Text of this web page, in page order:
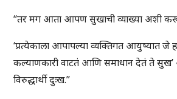
“तर मग आता आपण सुखाची व्याख्या अशी
‘प्रत्येकाला आपापल्या व्यक्तिगत आयुष्यात
कल्याणकारी वाटतं आणि समाधान देतं ते सुख’
विरुद्धार्थी दुःख.”